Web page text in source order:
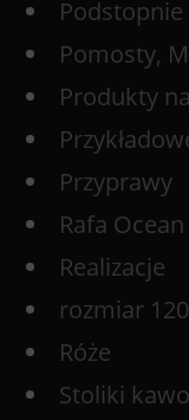
Podstopnie
Pomosty,
Produkty
Przyprawy
Rafa Ocean
Realizacje
rozmiar
Róże
Stoliki